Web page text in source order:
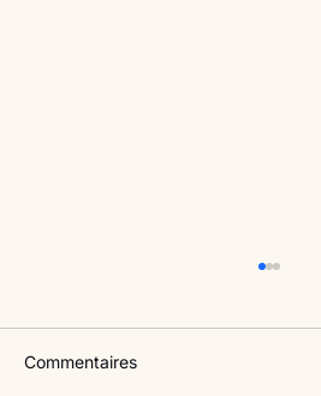
Commentaires